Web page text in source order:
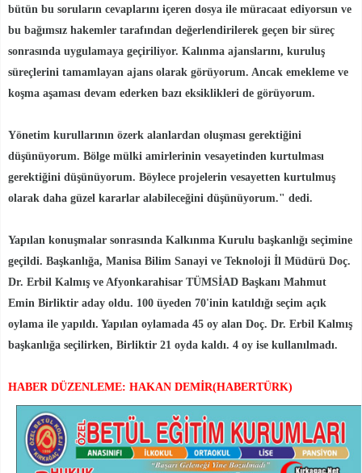
bütün bu soruların cevaplarını içeren dosya ile müracaat ediyorsun ve
bu bağımsız hakemler tarafından değerlendirilerek geçen bir süreç
sonrasında uygulamaya geçiriliyor. Kalınma ajanslarını, kuruluş
süreçlerini tamamlayan ajans olarak görüyorum. Ancak emekleme ve
koşma aşaması devam ederken bazı eksiklikleri de görüyorum.
Yönetim kurullarının özerk alanlardan oluşması gerektiğini
düşünüyorum. Bölge mülki amirlerinin vesayetinden kurtulması
gerektiğini düşünüyorum. Böylece projelerin vesayetten kurtulmuş
olarak daha güzel kararlar alabileceğini düşünüyorum." dedi.
Yapılan konuşmalar sonrasında Kalkınma Kurulu başkanlığı seçimine
geçildi. Başkanlığa, Manisa Bilim Sanayi ve Teknoloji İl Müdürü Doç.
Dr. Erbil Kalmış ve Afyonkarahisar TÜMSİAD Başkanı Mahmut
Emin Birliktir aday oldu. 100 üyeden 70'inin katıldığı seçim açık
oylama ile yapıldı. Yapılan oylamada 45 oy alan Doç. Dr. Erbil Kalmış
başkanlığa seçilirken, Birliktir 21 oyda kaldı. 4 oy ise kullanılmadı.
HABER DÜZENLEME: HAKAN DEMİR(HABERTÜRK)